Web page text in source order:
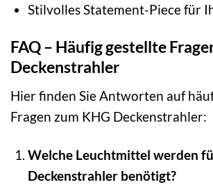
Stilvolles Statement-Piece für
FAQ – Häufig gestellte
Deckenstrahler
Hier finden Sie Antworten auf
Fragen zum KHG Deckenstrahler:
Welche Leuchtmittel werden
Deckenstrahler benötigt?